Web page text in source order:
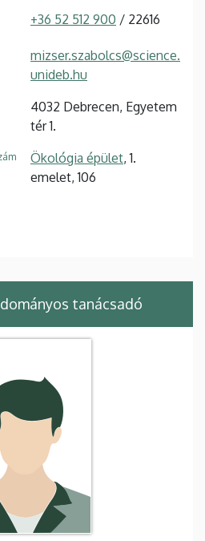
+36 52 512 900 / 22616
mizser.szabolcs@science.
unideb.hu
4032 Debrecen, Egyetem
tér 1.
Ökológia épület, 1.
emelet, 106
tanácsadó